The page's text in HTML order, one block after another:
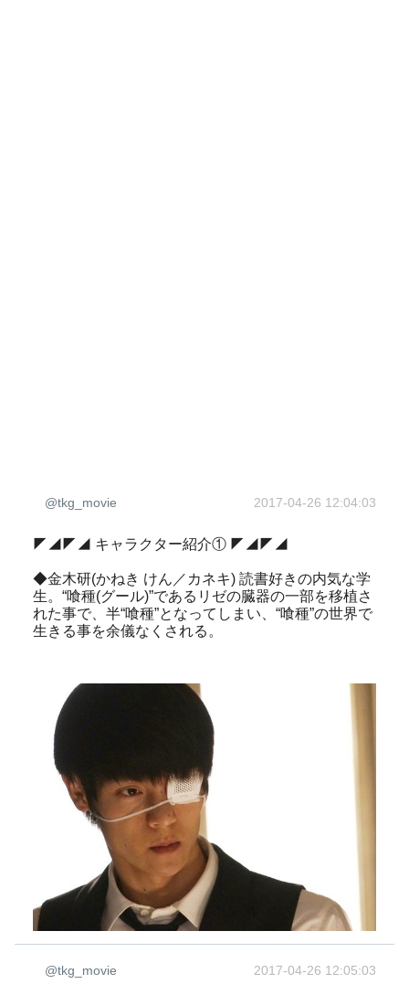
@tkg_movie 2017-04-26 12:04:03
◤◢◤◢ キャラクター紹介① ◤◢◤◢
◆金木研(かねき けん／カネキ) 読書好きの内気な学
生。“喰種(グール)”であるリゼの臓器の一部を移植さ
れた事で、半“喰種”となってしまい、“喰種”の世界で
生きる事を余儀なくされる。
@tkg_movie 2017-04-26 12:05:03